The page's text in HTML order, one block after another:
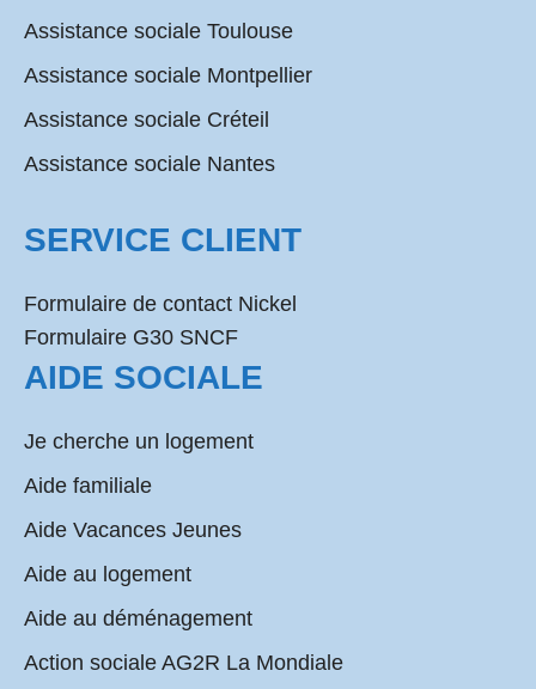
Assistance sociale Toulouse
Assistance sociale Montpellier
Assistance sociale Créteil
Assistance sociale Nantes
SERVICE CLIENT
Formulaire de contact Nickel
Formulaire G30 SNCF
AIDE SOCIALE
Je cherche un logement
Aide familiale
Aide Vacances Jeunes
Aide au logement
Aide au déménagement
Action sociale AG2R La Mondiale